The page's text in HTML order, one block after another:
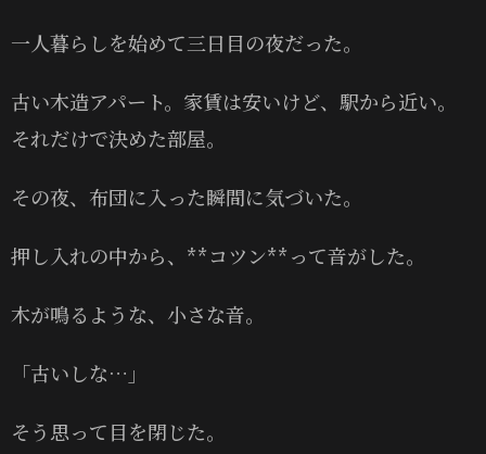
一人暮らしを始めて三日目の夜だった。
古い木造アパート。家賃は安いけど、駅から近い。
それだけで決めた部屋。
その夜、布団に入った瞬間に気づいた。
押し入れの中から、**コツン**って音がした。
木が鳴るような、小さな音。
「古いしな…」
そう思って目を閉じた。